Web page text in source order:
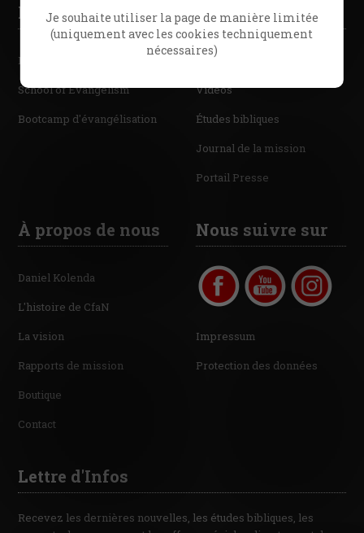
Formation
Fire Camp 26
School of Evangelism
Bootcamp d'évangélisation
Resources
Série Full Flame
Vidéos
Études bibliques
Journal de la mission
Portail Presse
À propos de nous
Daniel Kolenda
L'histoire de CfaN
La vision
Rapports de mission
Boutique
Contact
Nous suivre sur
Impressum
Protection des données
Lettre d'Infos
Recevez les dernières nouvelles, les études bibliques, les
Je souhaite utiliser la page de manière limitée
(uniquement avec les cookies techniquement
nécessaires)